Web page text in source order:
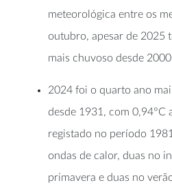
meteorológica entre os
outubro, apesar de 2025
mais chuvoso desde 2000.
2024 foi o quarto ano
desde 1931, com 0,94°C
registado no período
ondas de calor, duas no
primavera e duas no